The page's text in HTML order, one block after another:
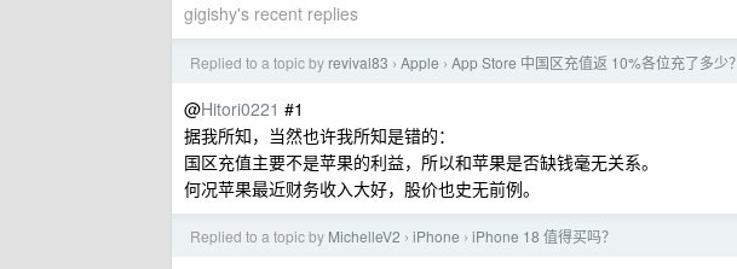
gigishy's recent replies
Replied to a topic by revival83 › Apple › App Store 中国区充值返 10%各位充了多少？
@Hitori0221 #1
据我所知，当然也许我所知是错的：
国区充值主要不是苹果的利益，所以和苹果是否缺钱毫无关系。
何况苹果最近财务收入大好，股价也史无前例。
Replied to a topic by MichelleV2 › iPhone › iPhone 18 值得买吗？